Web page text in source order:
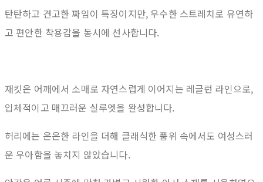
탄탄하고 견고한 짜임이 특징이지만, 우수한 스트레치로 유연하
고 편안한 착용감을 동시에 선사합니다.
재킷은 어깨에서 소매로 자연스럽게 이어지는 레글런 라인으로,
입체적이고 매끄러운 실루엣을 완성합니다.
허리에는 은은한 라인을 더해 클래식한 품위 속에서도 여성스러
운 우아함을 놓치지 않았습니다.